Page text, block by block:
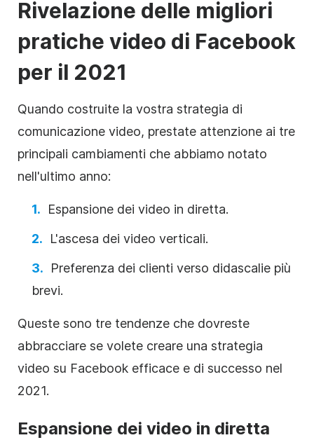
Rivelazione delle migliori
pratiche video di Facebook
per il 2021
Quando costruite la vostra strategia di
comunicazione video, prestate attenzione ai tre
principali cambiamenti che abbiamo notato
nell'ultimo anno:
Espansione dei video in diretta.
L'ascesa dei video verticali.
Preferenza dei clienti verso didascalie più
brevi.
Queste sono tre tendenze che dovreste
abbracciare se volete creare una strategia
video su Facebook efficace e di successo nel
2021.
Espansione dei video in diretta